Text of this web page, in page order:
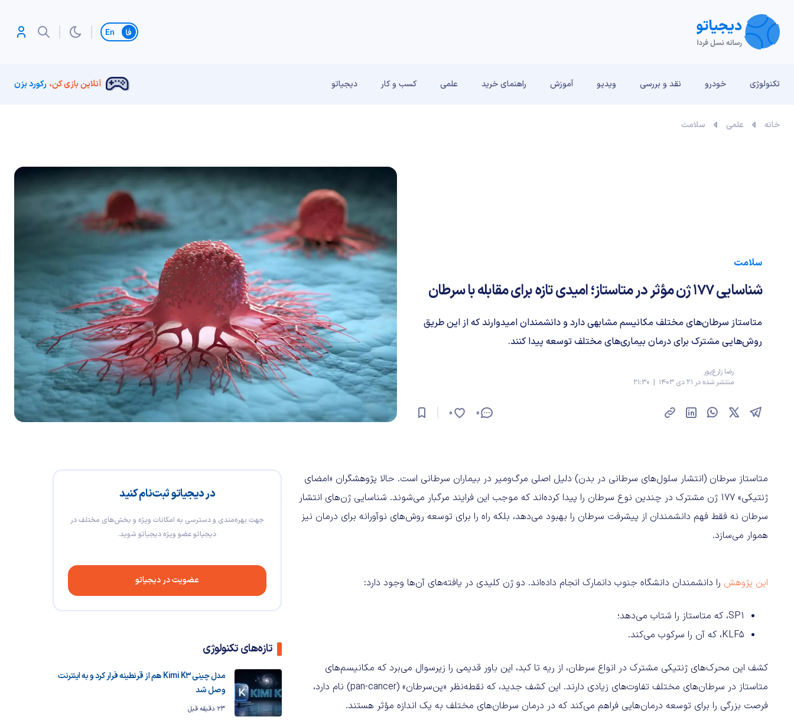
تغییر زبان
تکنولوژی خودرو نقد و بررسی‌ ویدیو آموزش راهنمای خرید علمی کسب و کار دیجیاتو آنلاین بازی کن، رکورد بزن
خانه علمی سلامت
سلامت
شناسایی ۱۷۷ ژن مؤثر در متاستاز؛ امیدی تازه برای مقابله با سرطان
متاستاز سرطان‌های مختلف مکانیسم مشابهی دارد و دانشمندان امیدوارند که از این طریق
روش‌هایی مشترک برای درمان بیماری‌های مختلف توسعه پیدا کنند.
رضا زارع‌پور
منتشر شده در 21 دی 1403 | 21:30
0
0
در دیجیاتو ثبت‌نام کنید
جهت بهره‌مندی و دسترسی به امکانات ویژه و بخش‌های مختلف در
دیجیاتو عضو ویژه دیجیاتو شوید.
عضویت در دیجیاتو
تازه‌های تکنولوژی
مدل چینی Kimi K3 هم از قرنطینه فرار کرد و به اینترنت
وصل شد
23 دقیقه قبل
متاستاز سرطان (انتشار سلول‌های سرطانی در بدن) دلیل اصلی مرگ‌ومیر در بیماران سرطانی است. حالا پژوهشگران «امضای
ژنتیکی» ۱۷۷ ژن مشترک در چندین نوع سرطان را پیدا کرده‌اند که موجب این فرایند مرگبار می‌شوند. شناسایی ژن‌های انتشار
سرطان نه فقط فهم دانشمندان از پیشرفت سرطان را بهبود می‌دهد، بلکه راه را برای توسعه روش‌های نوآورانه برای درمان نیز
هموار می‌سازد.
این پژوهش را دانشمندان دانشگاه جنوب دانمارک انجام داده‌اند. دو ژن کلیدی در یافته‌های آن‌ها وجود دارد:
SP1، که متاستاز را شتاب می‌دهد؛
KLF5، که آن را سرکوب می‌کند.
کشف این محرک‌های ژنتیکی مشترک در انواع سرطان، از ریه تا کبد، این باور قدیمی را زیرسوال می‌برد که مکانیسم‌های
متاستاز در سرطان‌های مختلف تفاوت‌های زیادی دارند. این کشف جدید، که نقطه‌نظر «پن‌سرطان» (pan-cancer) نام دارد،
فرصت بزرگی را برای توسعه درمان‌هایی فراهم می‌کند که در درمان سرطان‌های مختلف به یک اندازه مؤثر هستند.